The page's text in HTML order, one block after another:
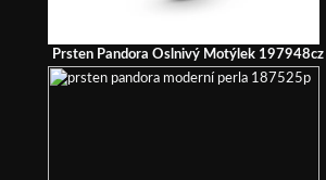
Prsten Pandora Oslnivý Motýlek 197948cz